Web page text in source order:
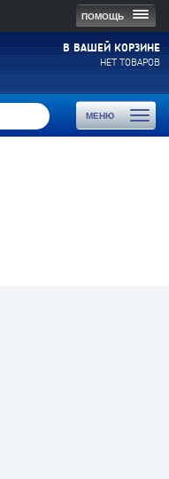
ПОМОЩЬ
В ВАШЕЙ КОРЗИНЕ
НЕТ ТОВАРОВ
МЕНЮ
Toggle